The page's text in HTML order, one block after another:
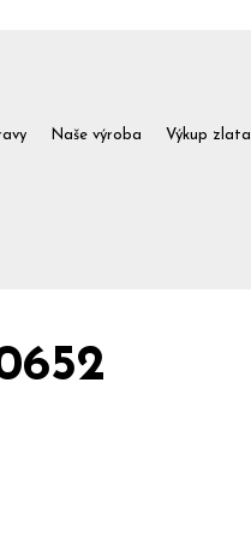
Naše výroba Výkup zlata